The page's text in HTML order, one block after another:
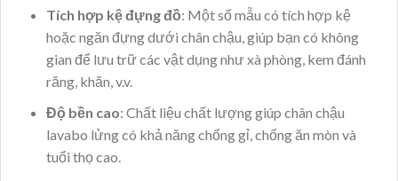
Tích hợp kệ đựng đồ: Một số mẫu có tích hợp kệ
hoặc ngăn đựng dưới chân chậu, giúp bạn có không
gian để lưu trữ các vật dụng như xà phòng, kem đánh
răng, khăn, v.v.
Độ bền cao: Chất liệu chất lượng giúp chân chậu
lavabo lửng có khả năng chống gỉ, chống ăn mòn và
tuổi thọ cao.